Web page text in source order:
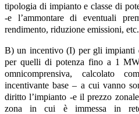
tipologia di impianto e classe di
-e l’ammontare di eventuali
rendimento, riduzione emissioni,
B) un incentivo (I) per gli impianti
per quelli di potenza fino a 1
omnicomprensiva, calcolato
incentivante base – a cui vanno
diritto l’impianto -e il prezzo
zona in cui è immessa in rete